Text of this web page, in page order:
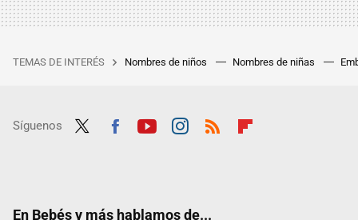
TEMAS DE INTERÉS Nombres de niños Nombres de niñas
Síguenos
En Bebés y más hablamos de...